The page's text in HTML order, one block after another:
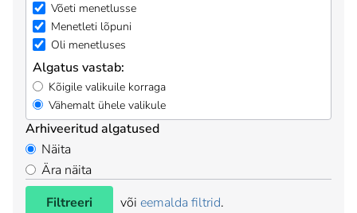
Võeti menetlusse
Menetleti lõpuni
Oli menetluses
Algatus vastab:
Kõigile valikuile korraga
Vähemalt ühele valikule
Arhiveeritud algatused
Näita
Ära näita
Filtreeri
või eemalda filtrid.